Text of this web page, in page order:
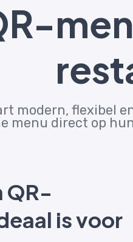
modern, flexibel
menu direct op
QR-
is voor